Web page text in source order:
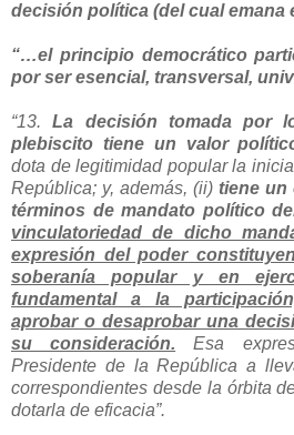
decisión política (del cual emana
“…el principio democrático
por ser esencial, transversal,
“13.La decisión tomada por
plebiscito tiene un valor
dota de legitimidad popular la
República; y, además, (ii) tiene un
términos de mandato político
vinculatoriedad de dicho
expresión del poder
soberanía popular y en
fundamental a la
aprobar o desaprobar una
su consideración. Esa
Presidente de la República a
correspondientes desde la órbita
dotarla de eficacia”.